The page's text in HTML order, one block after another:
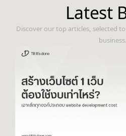
Latest
Discover our top articles, selected
business.